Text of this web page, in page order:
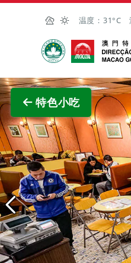
跳至主内容
温度： 31°C
澳门特别行政区
特色小吃